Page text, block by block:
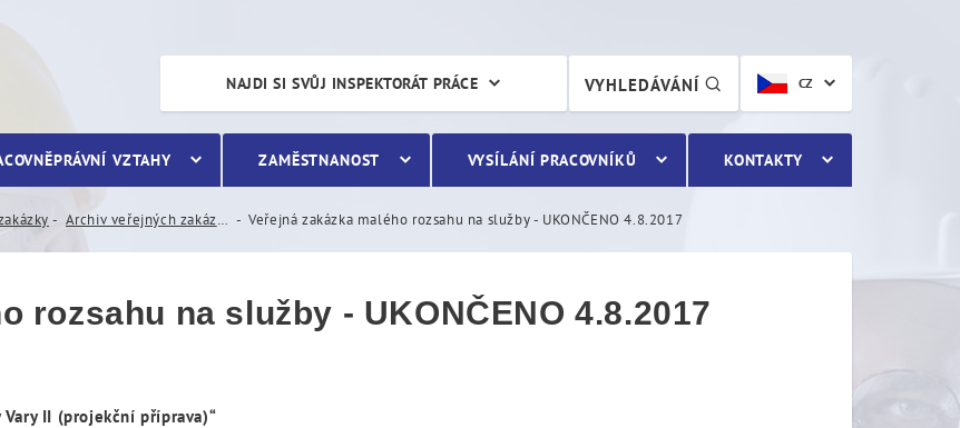
na služby - UKONČENO 4.8.2017
CZ
VYHLEDÁVÁNÍ
NAJDI SI SVŮJ INSPEKTORÁT PRÁCE
VZTAHY ZAMĚSTNANOST VYSÍLÁNÍ PRACOVNÍKŮ KONTAKTY
Archiv veřejných zakázek Veřejná zakázka malého rozsahu na služby - UKONČENO 4.8.2017
rozsahu na služby - UKONČENO 4.8.2017
II (projekční příprava)“